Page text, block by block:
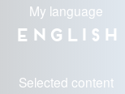
My language
English
Selected content